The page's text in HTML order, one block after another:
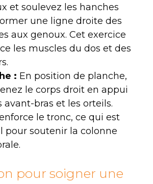
et soulevez les hanches
une ligne droite des
aux genoux. Cet exercice
les muscles du dos et des
: En position de planche,
le corps droit en appui
avant-bras et les orteils.
le tronc, ce qui est
pour soutenir la colonne
pour soigner une